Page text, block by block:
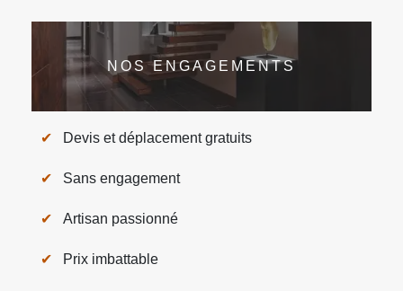
NOS ENGAGEMENTS
Devis et déplacement gratuits
Sans engagement
Artisan passionné
Prix imbattable